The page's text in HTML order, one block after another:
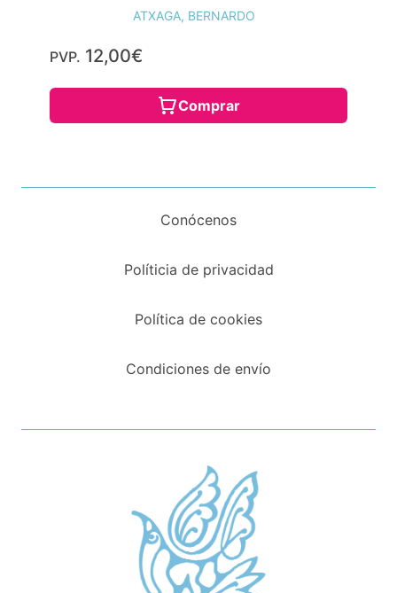
ATXAGA, BERNARDO
PVP. 12,00€
Comprar
Conócenos
Políticia de privacidad
Política de cookies
Condiciones de envío